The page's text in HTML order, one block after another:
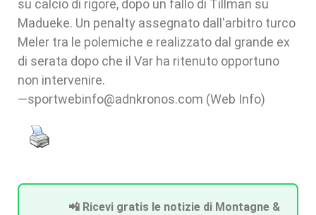
su calcio di rigore, dopo un fallo di Tillman su
Madueke. Un penalty assegnato dall'arbitro turco
Meler tra le polemiche e realizzato dal grande ex
di serata dopo che il Var ha ritenuto opportuno
non intervenire.
—sportwebinfo@adnkronos.com (Web Info)
📲 Ricevi gratis le notizie di Montagne &